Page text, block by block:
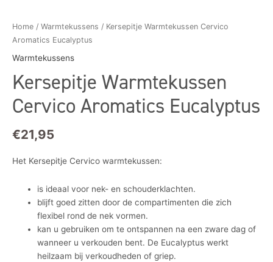
Home / Warmtekussens / Kersepitje Warmtekussen Cervico
Aromatics Eucalyptus
Warmtekussens
Kersepitje Warmtekussen
Cervico Aromatics Eucalyptus
€21,95
Het Kersepitje Cervico warmtekussen:
is ideaal voor nek- en schouderklachten.
blijft goed zitten door de compartimenten die zich
flexibel rond de nek vormen.
kan u gebruiken om te ontspannen na een zware dag of
wanneer u verkouden bent. De Eucalyptus werkt
heilzaam bij verkoudheden of griep.